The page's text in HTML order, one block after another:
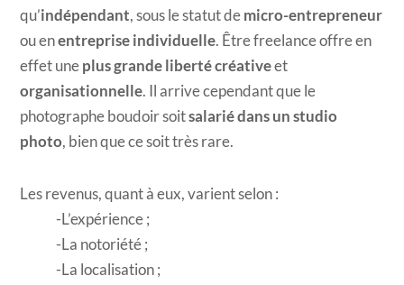
qu’indépendant, sous le statut de micro-entrepreneur
ou enentreprise individuelle. Être freelance offre en
effet une plus grande liberté créativeet
organisationnelle. Il arrive cependant que le
photographe boudoir soitsalarié dans un studio
photo, bien que ce soit très rare.
Les revenus, quant à eux, varient selon :
L’expérience ;
La notoriété ;
La localisation ;